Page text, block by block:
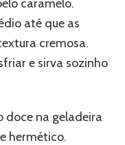
caramelo.
até que as
cremosa.
e sirva sozinho
doce na geladeira
hermético.